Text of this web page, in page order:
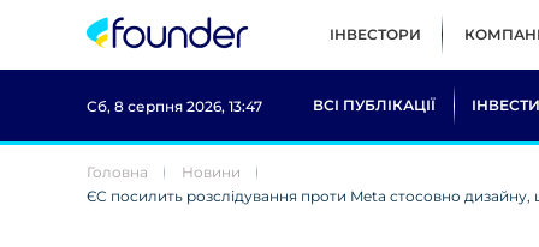
ІНВЕСТОРИ
Сб, 8 серпня 2026, 13:47 ВСІ ПУБЛІКАЦІЇ
Головна
Новини
ЄС посилить розслідування проти Meta стосовно дизайну,